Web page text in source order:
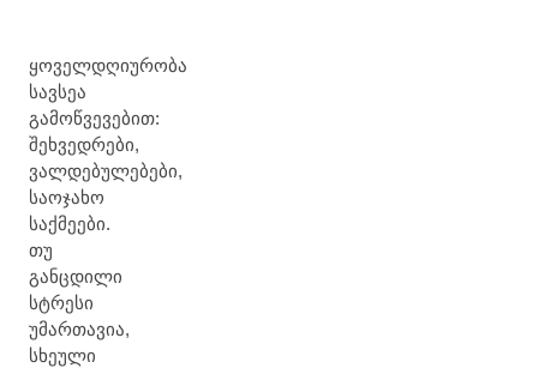
ყოველდღიურობა
სავსეა
გამოწვევებით:
შეხვედრები,
ვალდებულებები,
საოჯახო
საქმეები.
თუ
განცდილი
სტრესი
უმართავია,
სხეული